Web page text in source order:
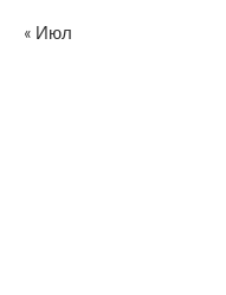
« Июл